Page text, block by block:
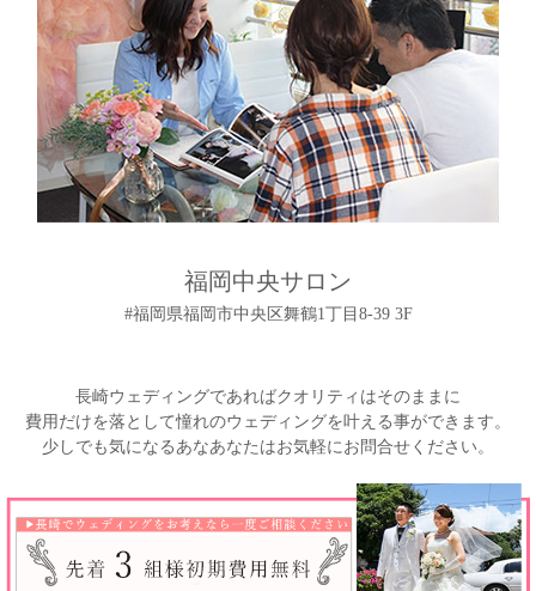
福岡中央サロン
#福岡県福岡市中央区舞鶴1丁目8-39 3F
長崎ウェディングであればクオリティはそのままに
費用だけを落として憧れのウェディングを叶える事ができます。
少しでも気になるあなあなたはお気軽にお問合せください。